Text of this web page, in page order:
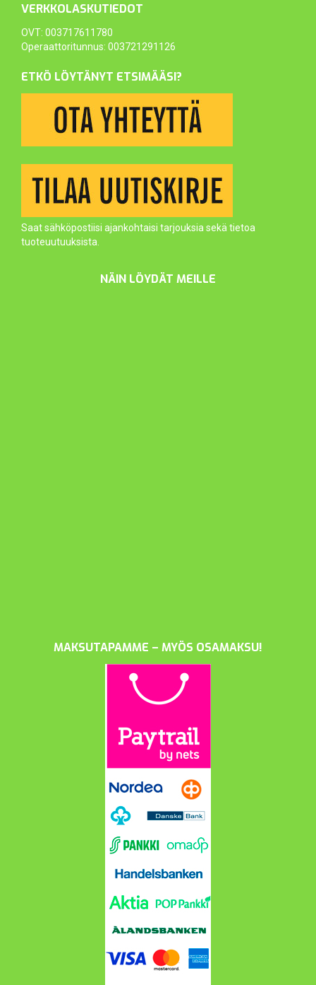
VERKKOLASKUTIEDOT
OVT: 003717611780
Operaattoritunnus: 003721291126
ETKÖ LÖYTÄNYT ETSIMÄÄSI?
Saat sähköpostiisi ajankohtaisi tarjouksia sekä tietoa
tuoteuutuuksista.
NÄIN LÖYDÄT MEILLE
MAKSUTAPAMME – MYÖS OSAMAKSU!